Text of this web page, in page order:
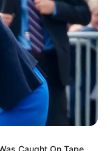
You Have To
Caught On Tape